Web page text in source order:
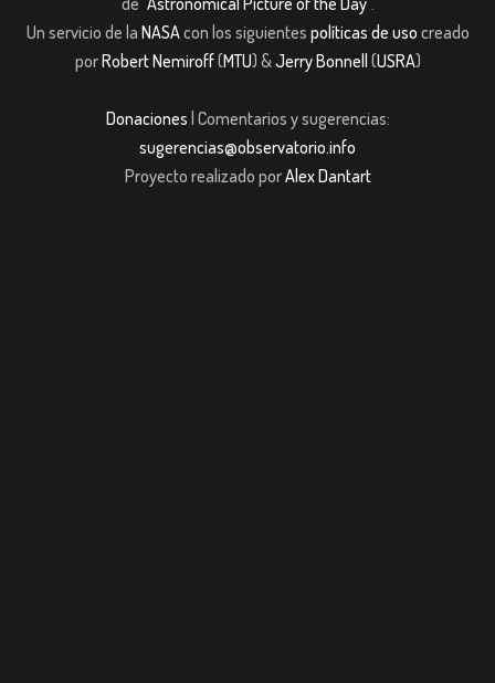
Un servicio de la NASAcon los siguientes políticas de uso creado
porRobert Nemiroff(MTU) &Jerry Bonnell (USRA)
Donaciones | Comentarios y sugerencias:
sugerencias@observatorio.info
Proyecto realizado porAlex Dantart